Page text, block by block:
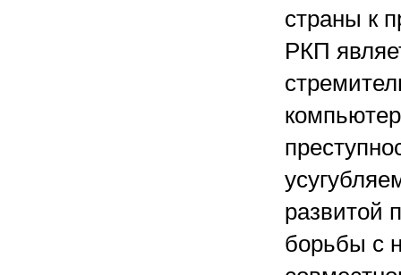
страны к
РКП
развитой
борьбы с